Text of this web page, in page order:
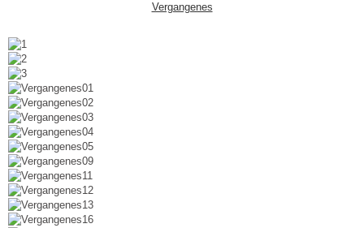
Vergangenes